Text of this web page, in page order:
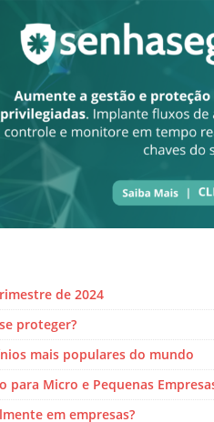
de 2024
proteger?
mais populares do mundo
Micro e Pequenas
em empresas?